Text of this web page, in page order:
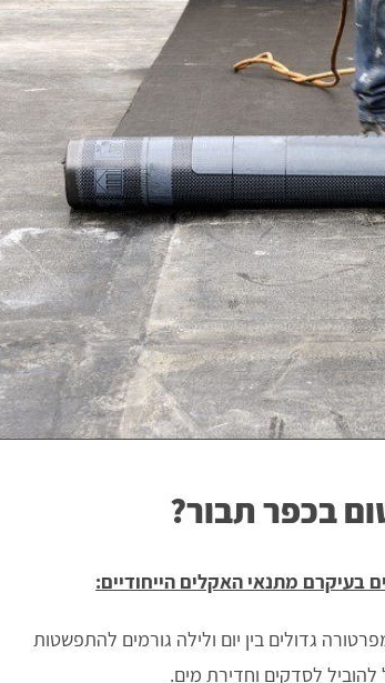
בכפר תבור?
בעיקרם מתנאי האקלים הייחודיים:
גדולים בין יום ולילה גורמים להתפשטות
לסדקים וחדירת מים.
איציק לוי
האתר נגיש ונוח יש את כל המידע עם סרטונים.